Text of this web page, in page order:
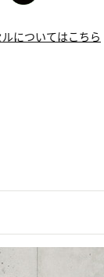
についてはこちら